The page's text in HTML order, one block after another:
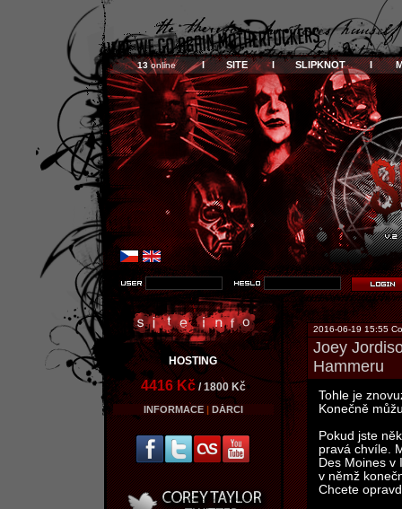
13online I SITE I SLIPKNOT I
HOSTING
4416 Kč/ 1800 Kč
INFORMACE DÁRCI
2016-06-19 15:55
Joey
Hammeru
Tohle je
Konečně
Pokud jste
pravá chvíle.
Des Moines
v němž
Chcete